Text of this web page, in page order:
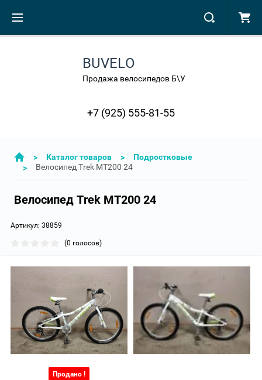
BUVELO
Продажа велосипедов Б\У
+7 (925) 555-81-55
> Каталог товаров >
Подростковые
>
Велосипед Trek MT200 24
Велосипед Trek MT200 24
Артикул: 38859
(0 голосов)
Продано !